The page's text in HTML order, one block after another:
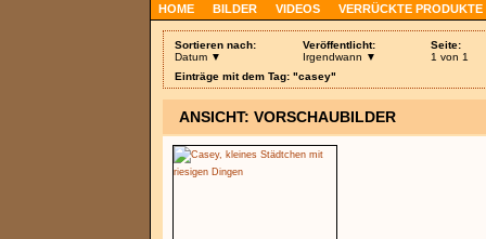
HOME BILDER VIDEOS VERRÜCKTE PRODUKTE
Sortieren nach:
Datum ▼
Veröffentlicht:
Irgendwann ▼
Seite:
1 von 1
Einträge mit dem Tag: "casey"
ANSICHT: VORSCHAUBILDER